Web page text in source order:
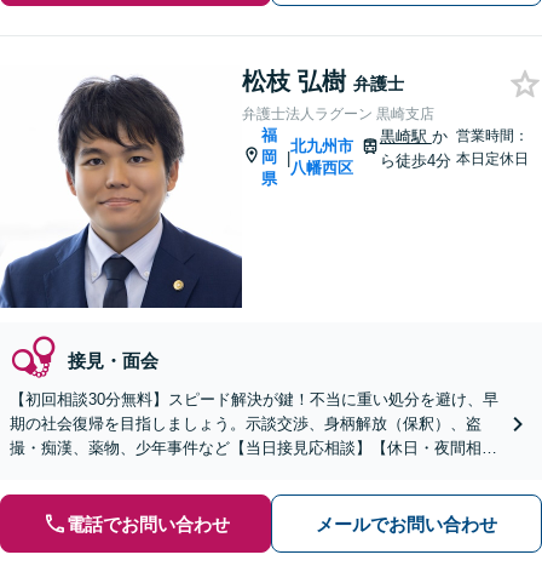
松枝 弘樹 弁護士
弁護士法人ラグーン 黒崎支店
福
岡
県
|
北九州市
八幡西区
黒崎駅 か
ら徒歩4分
営業時間：
本日定休日
接見・面会
【初回相談30分無料】スピード解決が鍵！不当に重い処分を避け、早
期の社会復帰を目指しましょう。示談交渉、身柄解放（保釈）、盗
撮・痴漢、薬物、少年事件など【当日接見応相談】【休日・夜間相談
電話でお問い合わせ メールでお問い合わせ